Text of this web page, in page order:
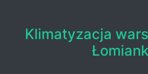
Klimatyzacja